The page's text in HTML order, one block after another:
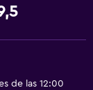
de las 12:00